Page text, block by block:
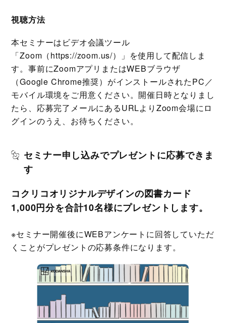
視聴方法
本セミナーはビデオ会議ツール
「Zoom（https://zoom.us/）」を使⽤して配信しま
す。事前にZoomアプリまたはWEBブラウザ
（Google Chrome推奨）がインストールされたPC／
モバイル環境をご⽤意ください。開催⽇時となりまし
たら、応募完了メールにあるURLよりZoom会場にロ
グインのうえ、お待ちください。
セミナー申し込みでプレゼントに応募できま
す
コクリコオリジナルデザインの図書カード
1,000円分を合計10名様にプレゼントします。
※セミナー開催後にWEBアンケートに回答していただ
くことがプレゼントの応募条件になります。